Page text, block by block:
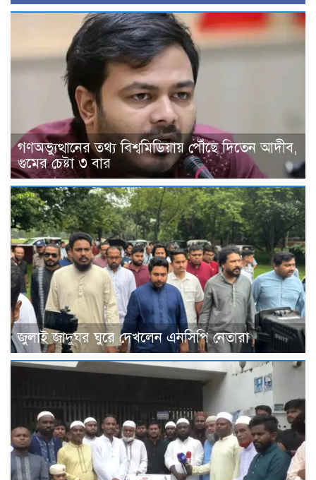
গণঅভ্যুত্থানের তথ্য বিশ্বমিডিয়ায় পৌঁছে দিতেন আদীব,
গুমের চেষ্টা ৩ বার
জুলাই জাদুঘর ঘুরে দেখলেন এনসিপি নেতারা